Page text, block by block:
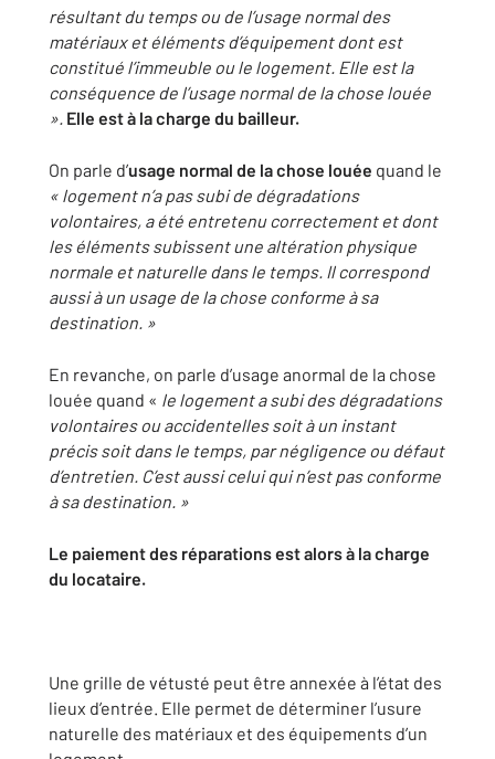
résultant du temps ou de l’usage normal des
matériaux et éléments d’équipement dont est
constitué l’immeuble ou le logement. Elle est la
conséquence de l’usage normal de la chose louée
». Elle est à la charge du bailleur.
On parle d’usage normal de la chose louée quand le
« logement n’a pas subi de dégradations
volontaires, a été entretenu correctement et dont
les éléments subissent une altération physique
normale et naturelle dans le temps. Il correspond
aussi à un usage de la chose conforme à sa
destination. »
En revanche, on parle d’usage anormal de la chose
louée quand « le logement a subi des dégradations
volontaires ou accidentelles soit à un instant
précis soit dans le temps, par négligence ou défaut
d’entretien. C’est aussi celui qui n’est pas conforme
à sa destination. »
Le paiement des réparations est alors à la charge
du locataire.
Une grille de vétusté peut être annexée à l’état des
lieux d’entrée. Elle permet de déterminer l’usure
naturelle des matériaux et des équipements d’un